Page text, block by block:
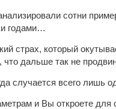
сотни
годами…
страх, который
что дальше так не
случается всего лишь
и Вы откроете для